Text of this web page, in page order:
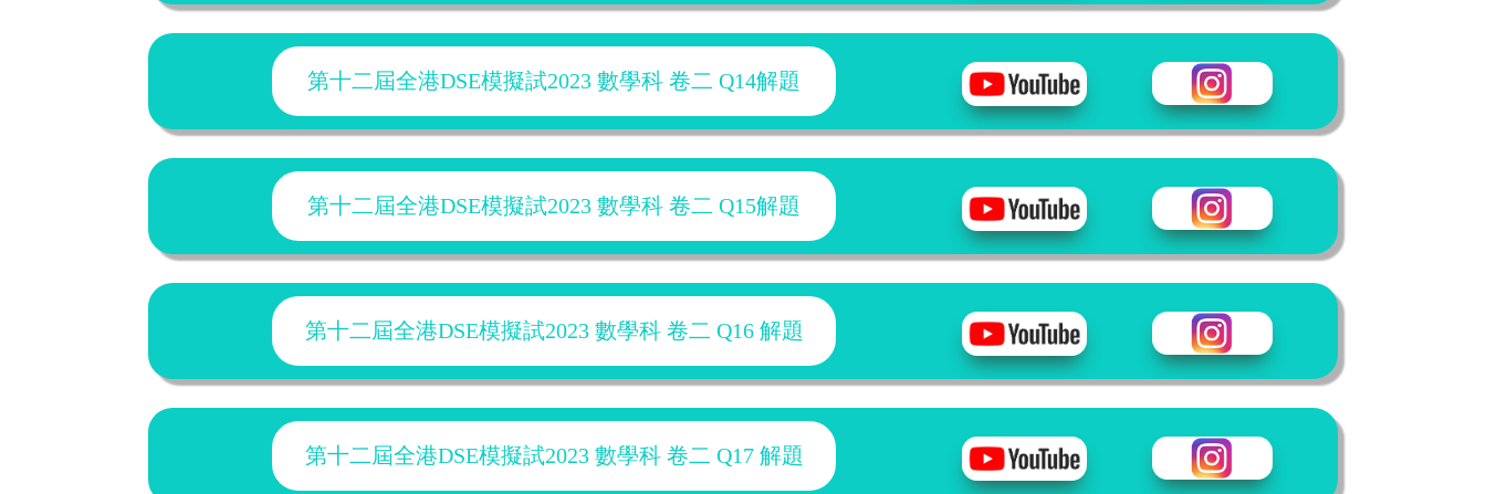
第十二屆全港DSE模擬試2023 數學科 卷二 Q14解題
第十二屆全港DSE模擬試2023 數學科 卷二 Q15解題
第十二屆全港DSE模擬試2023 數學科 卷二 Q16 解題
第十二屆全港DSE模擬試2023 數學科 卷二 Q17 解題